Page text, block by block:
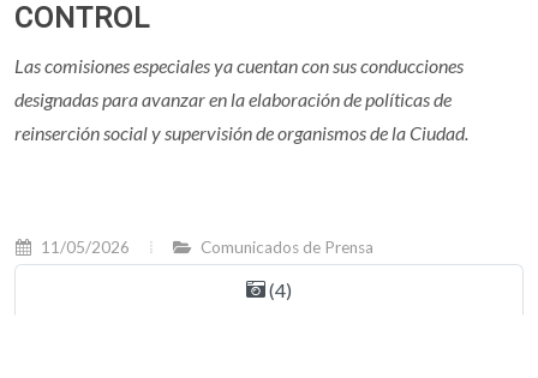
CONTROL
Las comisiones especiales ya cuentan con sus conducciones
designadas para avanzar en la elaboración de políticas de
reinserción social y supervisión de organismos de la Ciudad.
11/05/2026 Comunicados de Prensa
(4)